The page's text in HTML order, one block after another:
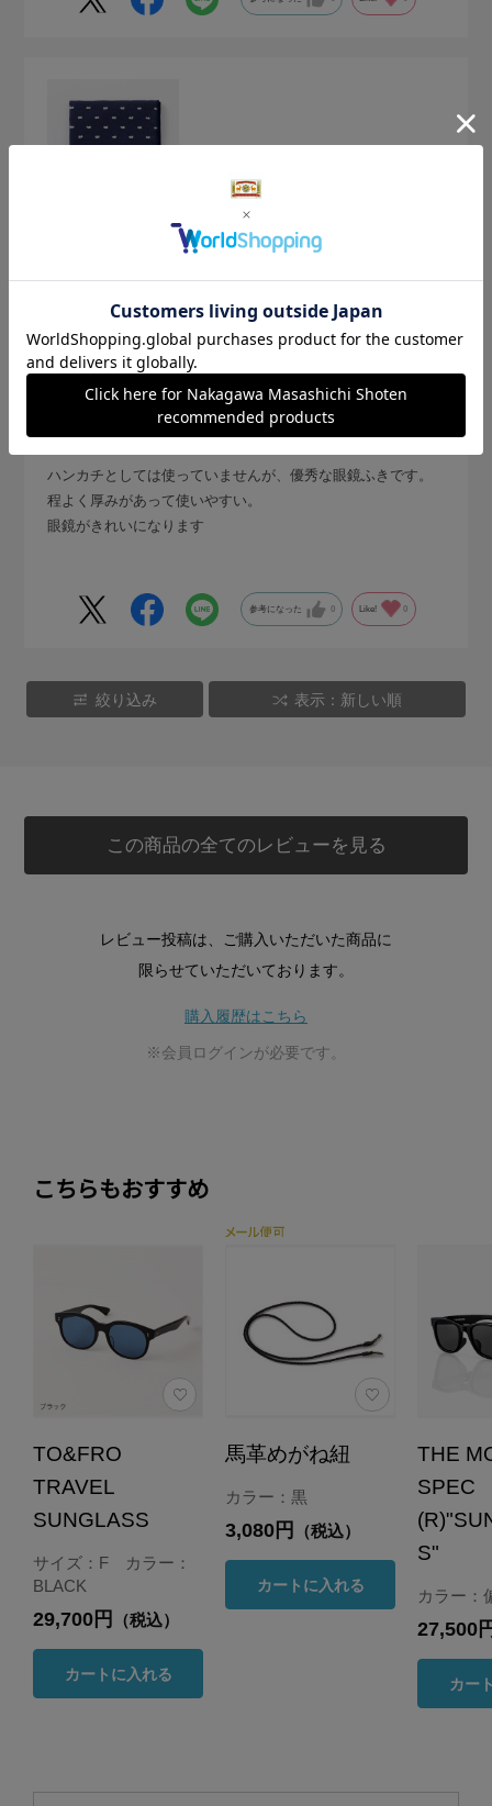
サイズ：サイズなし 色：カット紺
購入の用途:ご自宅用,記念日
もも
151～155cm 体型:小柄 普段の服のサイズ:
ハンカチとしては使っていませんが、優秀な眼鏡ふきです。
程よく厚みがあって使いやすい。
眼鏡がきれいになります
参考になった 0 Like! 0
絞り込み 表示：新しい順
この商品の全てのレビューを見る
レビュー投稿は、ご購入いただいた商品に
限らせていただいております。
購入履歴はこちら
※会員ログインが必要です。
こちらもおすすめ
TO&FRO
TRAVEL
SUNGLASS
サイズ：F カラー：
BLACK
29,700円 （税込）
カートに入れる
馬革めがね紐
カラー：黒
3,080円 （税込）
カートに入れる
THE
SPEC
S"
カラー：
27,500
カー